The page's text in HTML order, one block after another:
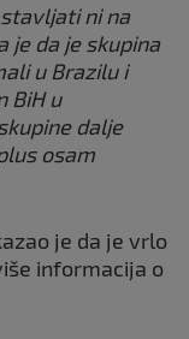
ni na
je da je skupina
u Brazilu i
BiH u
dalje
osam
je da je vrlo
informacija o